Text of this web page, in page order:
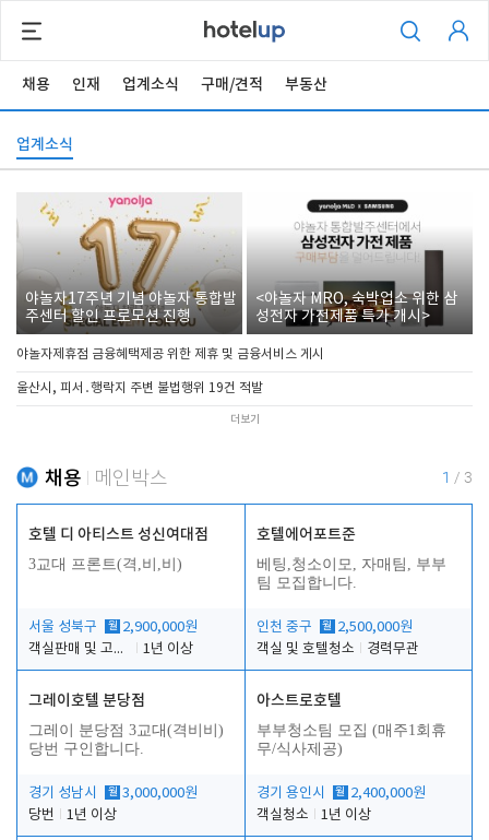
채용 인재 업계소식 구매/견적 부동산
업계소식
야놀자17주년 기념 야놀자 통합발
주센터 할인 프로모션 진행
<야놀자 MRO, 숙박업소 위한 삼
성전자 가전제품 특가 개시>
야놀자제휴점 금융혜택제공 위한 제휴 및 금융서비스 게시
울산시, 피서․행락지 주변 불법행위 19건 적발
더보기
채용 메인박스 1 / 3
호텔 디 아티스트 성신여대점
3교대 프론트(격,비,비)
서울 성북구 월 2,900,000원
객실판매 및 고객응대
1년 이상
호텔에어포트준
베팅,청소이모, 자매팀, 부부
팀 모집합니다.
인천 중구 월 2,500,000원
객실 및 호텔청소
경력무관
그레이호텔 분당점
그레이 분당점 3교대(격비비)
당번 구인합니다.
경기 성남시 월 3,000,000원
당번
1년 이상
아스트로호텔
부부청소팀 모집 (매주1회휴
무/식사제공)
경기 용인시 월 2,400,000원
객실청소
1년 이상